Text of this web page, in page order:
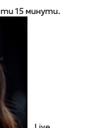
15 минути.